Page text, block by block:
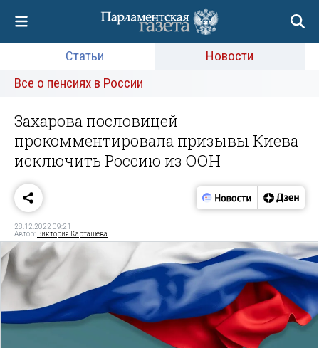
Статьи
Новости
Все о пенсиях в России
Захарова пословицей
прокомментировала призывы Киева
исключить Россию из ООН
28.12.2022 09:21
Автор: Виктория Карташева